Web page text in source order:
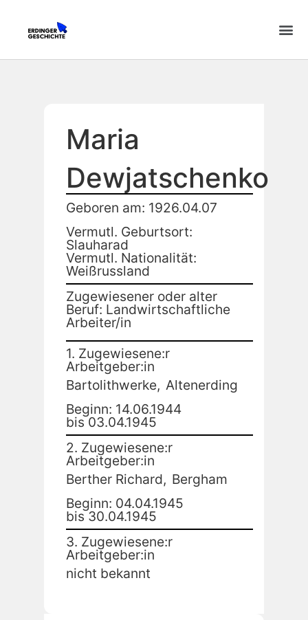
Maria
Dewjatschenko
Geboren am: 1926.04.07
Vermutl. Geburtsort:
Slauharad
Vermutl. Nationalität:
Weißrussland
Zugewiesener oder alter
Beruf: Landwirtschaftliche
Arbeiter/in
1. Zugewiesene:r
Arbeitgeber:in
Bartolithwerke, Altenerding
Beginn: 14.06.1944
bis 03.04.1945
2. Zugewiesene:r
Arbeitgeber:in
Berther Richard, Bergham
Beginn: 04.04.1945
bis 30.04.1945
3. Zugewiesene:r
Arbeitgeber:in
nicht bekannt